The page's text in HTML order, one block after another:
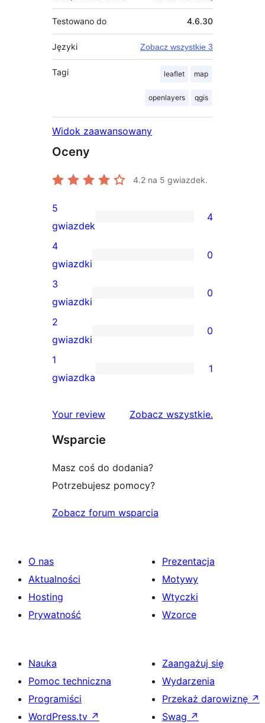
Testowano do 4.6.30
Języki Zobacz wszystkie 3
Tagi leaflet map
openlayers qgis
Widok zaawansowany
Oceny
4.2 na 5 gwiazdek.
4
recenzje
5-
gwiazdkowe
5
gwiazdek
4
0
recenzji
4-
gwiazdkowych
4
gwiazdki
0
0
recenzji
3-
gwiazdkowych
3
gwiazdki
0
0
recenzji
2-
2
gwiazdki
0
1
1-
1
gwiazdka
1
Your review Zobacz wszystkierecenzje
.
Wsparcie
Masz coś do dodania?
Potrzebujesz pomocy?
Zobacz forum wsparcia
O nas
Aktualności
Hosting
Prywatność
Prezentacja
Motywy
Wtyczki
Wzorce
Nauka
Pomoc techniczna
Programiści
WordPress.tv ↗
Zaangażuj się
Wydarzenia
Przekaż darowiznę ↗
Swag ↗